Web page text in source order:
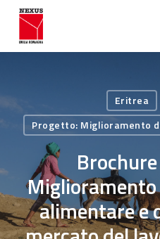
Skip
main
Eritrea
Progetto: Miglioramento
Miglioramento
alimentare e